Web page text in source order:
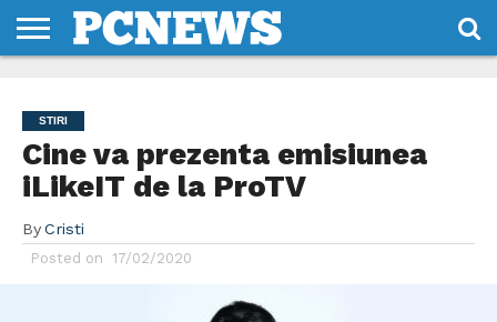
NOI
SI
CONDITII
STIRI
Cine va prezenta emisiunea
iLikeIT de la ProTV
By Cristi
Posted on 17/02/2020